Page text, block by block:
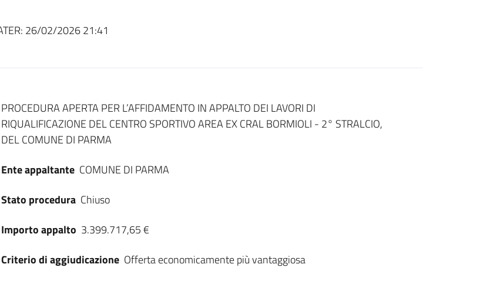
26/02/2026 21:41
Dati del bando
PROCEDURA APERTA PER L’AFFIDAMENTO IN APPALTO DEI LAVORI DI
RIQUALIFICAZIONE DEL CENTRO SPORTIVO AREA EX CRAL BORMIOLI - 2° STRALCIO,
DEL COMUNE DI PARMA
Ente appaltante COMUNE DI PARMA
Stato procedura Chiuso
Importo appalto 3.399.717,65 €
Criterio di aggiudicazione Offerta economicamente più vantaggiosa